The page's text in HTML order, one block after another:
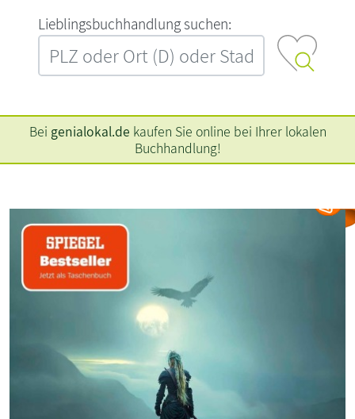
L‍i‍e‍b‍l‍i‍n‍g‍s‍b‍u‍c‍h‍h‍a‍n‍d‍l‍u‍n‍g‍ ‍s‍u‍c‍h‍e‍n‍:‍
Bei genialokal.de kaufen Sie online bei Ihrer lokalen
Buchhandlung!